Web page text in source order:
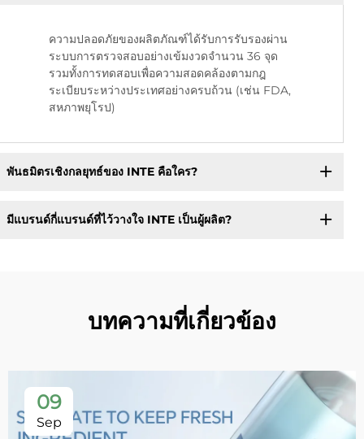
ความปลอดภัยของผลิตภัณฑ์ได้รับการรับรองผ่าน
ระบบการตรวจสอบอย่างเข้มงวดจำนวน 36 จุด
รวมทั้งการทดสอบเพื่อความสอดคล้องตามกฎ
ระเบียบระหว่างประเทศอย่างครบถ้วน (เช่น FDA,
สหภาพยุโรป)
พันธมิตรเชิงกลยุทธ์ของ INTE คือใคร?
มีแบรนด์กี่แบรนด์ที่ไว้วางใจ INTE เป็นผู้ผลิต?
บทความที่เกี่ยวข้อง
09
Sep